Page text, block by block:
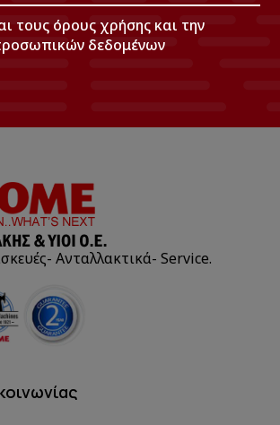
τους όρους χρήσης και την
δεδομένων
Ανταλλακτικά- Service.